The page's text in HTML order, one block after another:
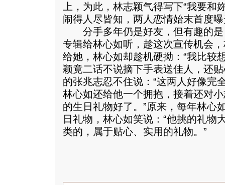
上，为此，林志颖气得写下“我要和
闹得人尽皆知，两人恋情始末首度
分手多年仍是好友，但有趣的是
专辑给林心如听，趁这次宣传机会
给她，林心如却趁机硬拗：“我比较
颖竟二话不说摘下手表送佳人，还
的张兆志忍不住说：“这两人好像完
林心如还给他一个拥抱，接着还对
的生日礼物好了。”原来，每年林心
日礼物，林心如笑说：“他挑的礼物
类的，属于贴心、实用的礼物。”